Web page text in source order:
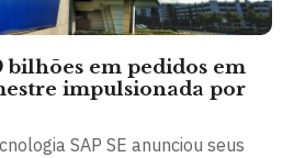
bilhões em pedidos em
impulsionada por
SAP SE anunciou seus